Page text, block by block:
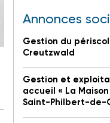
Annonces
Gestion du
Creutzwald
Gestion et
accueil « La
Saint-Philbert-de-